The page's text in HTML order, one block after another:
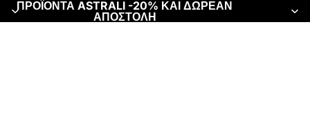
ΠΡΟΪΟΝΤΑ ASTRALI -20% ΚΑΙ ΔΩΡΕΑΝ
ΑΠΟΣΤΟΛΗ